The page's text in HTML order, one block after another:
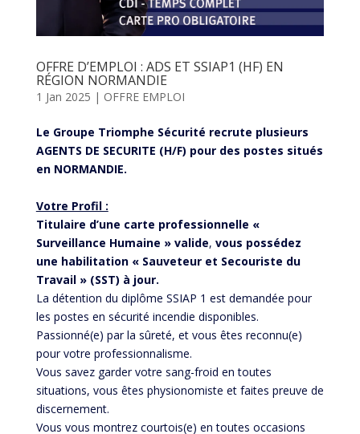
OFFRE D’EMPLOI : ADS ET SSIAP1 (HF) EN
RÉGION NORMANDIE
1 Jan 2025 | OFFRE EMPLOI
Le Groupe Triomphe Sécurité recrute plusieurs
AGENTS DE SECURITE (H/F) pour des postes situés
en NORMANDIE.
Votre Profil :
Titulaire d’une carte professionnelle «
Surveillance Humaine » valide, vous possédez
une habilitation « Sauveteur et Secouriste du
Travail » (SST) à jour.
La détention du diplôme SSIAP 1 est demandée pour
les postes en sécurité incendie disponibles.
Passionné(e) par la sûreté, et vous êtes reconnu(e)
pour votre professionnalisme.
Vous savez garder votre sang-froid en toutes
situations, vous êtes physionomiste et faites preuve de
discernement.
Vous vous montrez courtois(e) en toutes occasions